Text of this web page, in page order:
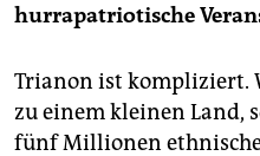
hurrapatriotische
Trianon ist kompliziert.
zu einem kleinen Land,
fünf Millionen